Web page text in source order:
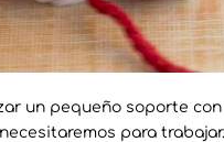
un pequeño soporte
para